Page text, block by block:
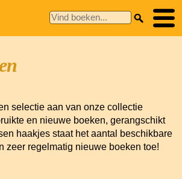
selectie aan van onze collectie
en nieuwe boeken, gerangschikt
haakjes staat het aantal beschikbare
zeer regelmatig nieuwe boeken toe!